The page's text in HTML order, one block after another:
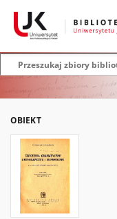
OBIEKT